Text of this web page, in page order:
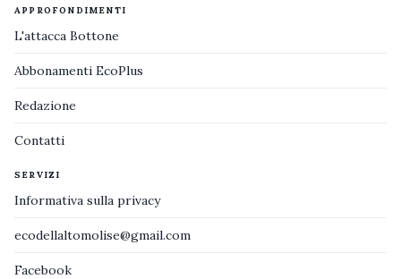
APPROFONDIMENTI
L'attacca Bottone
Abbonamenti EcoPlus
Redazione
Contatti
SERVIZI
Informativa sulla privacy
ecodellaltomolise@gmail.com
Facebook